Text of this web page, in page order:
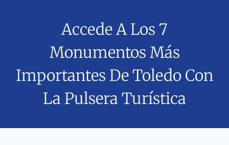
Accede A Los 7
Monumentos Más
Importantes De Toledo Con
La Pulsera Turística